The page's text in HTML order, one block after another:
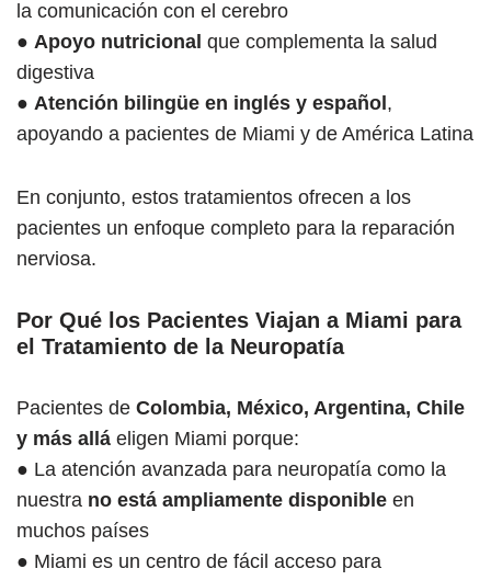
la comunicación con el cerebro
● Apoyo nutricional que complementa la salud
digestiva
● Atención bilingüe en inglés y español ,
apoyando a pacientes de Miami y de América Latina
En conjunto, estos tratamientos ofrecen a los
pacientes un enfoque completo para la reparación
nerviosa.
Por Qué los Pacientes Viajan a Miami para
el Tratamiento de la Neuropatía
Pacientes de Colombia, México, Argentina, Chile
y más allá eligen Miami porque:
● La atención avanzada para neuropatía como la
nuestra no está ampliamente disponible en
muchos países
● Miami es un centro de fácil acceso para